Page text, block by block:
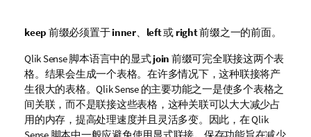
keep 前缀必须置于inner、 left或 right前缀之一的前面。
Qlik Sense脚本语言中的显式join 前缀可完全联接这两个表
格。结果会生成一个表格。在许多情况下，这种联接将产
生很大的表格。Qlik Sense的主要功能之一是使多个表格之
间关联，而不是联接这些表格，这种关联可以大大减少占
用的内存，提高处理速度并且灵活多变。因此，在Qlik